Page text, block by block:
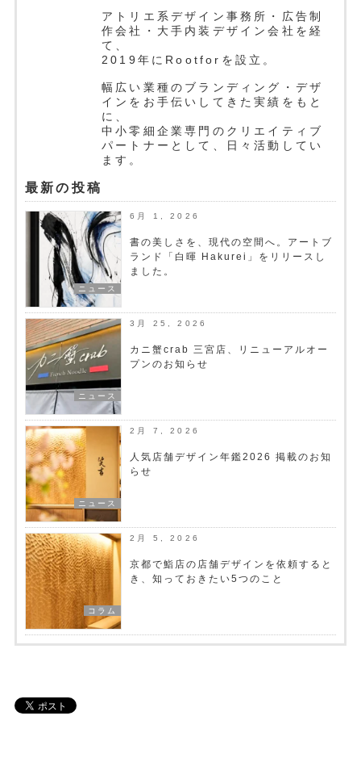
アトリエ系デザイン事務所・広告制
作会社・大手内装デザイン会社を経
て、
2019年にRootforを設立。
幅広い業種のブランディング・デザ
インをお手伝いしてきた実績をもと
に、
中小零細企業専門のクリエイティブ
パートナーとして、日々活動してい
ます。
最新の投稿
ニュース
6月 1, 2026
書の美しさを、現代の空間へ。アートブ
ランド「白暉 Hakurei」をリリースし
ました。
ニュース
3月 25, 2026
カニ蟹crab 三宮店、リニューアルオー
プンのお知らせ
ニュース
2月 7, 2026
人気店舗デザイン年鑑2026 掲載のお知
らせ
コラム
2月 5, 2026
京都で鮨店の店舗デザインを依頼すると
き、知っておきたい5つのこと